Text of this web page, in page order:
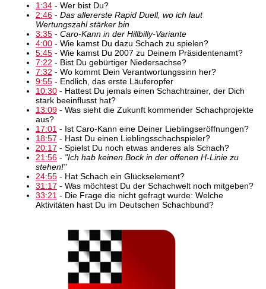
1:34 - Wer bist Du?
2:46 - Das allererste Rapid Duell, wo ich laut
Wertungszahl stärker bin
3:35 - Caro-Kann in der Hillbilly-Variante
4:00 - Wie kamst Du dazu Schach zu spielen?
5:45 - Wie kamst Du 2007 zu Deinem Präsidentenamt?
7:22 - Bist Du gebürtiger Niedersachse?
7:32 - Wo kommt Dein Verantwortungssinn her?
9:55 - Endlich, das erste Läuferopfer
10:30 - Hattest Du jemals einen Schachtrainer, der Dich
stark beeinflusst hat?
13:09 - Was sieht die Zukunft kommender Schachprojekte
aus?
17:01 - Ist Caro-Kann eine Deiner Lieblingseröffnungen?
18:57 - Hast Du einen Lieblingsschachspieler?
20:17 - Spielst Du noch etwas anderes als Schach?
21:56 - "Ich hab keinen Bock in der offenen H-Linie zu
stehen!"
24:55 - Hat Schach ein Glückselement?
31:17 - Was möchtest Du der Schachwelt noch mitgeben?
33:21 - Die Frage die nicht gefragt wurde: Welche
Aktivitäten hast Du im Deutschen Schachbund?